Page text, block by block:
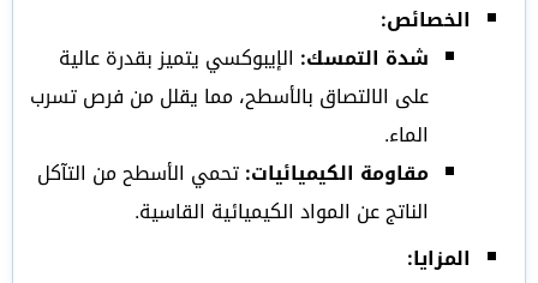
الخصائص:
شدة التمسك: الإيبوكسي يتميز بقدرة عالية
على الالتصاق بالأسطح، مما يقلل من فرص تسرب
الماء.
مقاومة الكيميائيات:تحمي الأسطح من التآكل
الناتج عن المواد الكيميائية القاسية.
المزايا: